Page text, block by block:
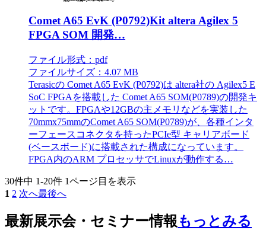
Comet A65 EvK (P0792)Kit altera Agilex 5
FPGA SOM 開発…
ファイル形式：pdf
ファイルサイズ：4.07 MB
Terasicの Comet A65 EvK (P0792)は altera社の Agilex5 E
SoC FPGAを搭載した Comet A65 SOM(P0789)の開発キ
ットです。FPGAや12GBの主メモリなどを実装した
70mmx75mmのComet A65 SOM(P0789)が、各種インタ
ーフェースコネクタを持ったPCIe型 キャリアボード
(ベースボード)に搭載された構成になっています。
FPGA内のARM プロセッサでLinuxが動作する…
30件中 1-20件 1ページ目を表示
1 2 次へ最後へ
最新展示会・セミナー情報もっとみる